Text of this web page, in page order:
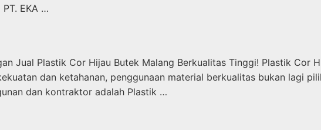
EKA …
Jual Plastik Cor Hijau Butek Malang Berkualitas Tinggi! Plastik Cor
dan ketahanan, penggunaan material berkualitas bukan lagi
dan kontraktor adalah Plastik …